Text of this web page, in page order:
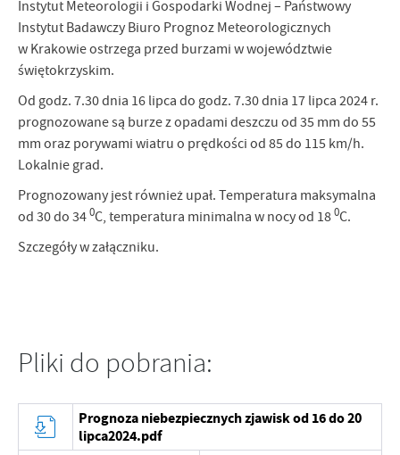
Instytut Meteorologii i Gospodarki Wodnej – Państwowy
Instytut Badawczy Biuro Prognoz Meteorologicznych
w Krakowie ostrzega przed burzami w województwie
świętokrzyskim.
Od godz. 7.30 dnia 16 lipca do godz. 7.30 dnia 17 lipca 2024 r.
prognozowane są burze z opadami deszczu od 35 mm do 55
mm oraz porywami wiatru o prędkości od 85 do 115 km/h.
Lokalnie grad.
Prognozowany jest również upał. Temperatura maksymalna
od 30 do 340C, temperatura minimalna w nocy od 180C.
Szczegóły w załączniku.
Pliki do pobrania:
Prognoza niebezpiecznych zjawisk od 16 do 20
lipca2024.pdf
personalizację określonych funkcjonalności czy prezentowanych
treści.
Dzięki tym plikom cookies możemy zapewnić Ci większy komfort
korzystania z funkcjonalności naszej strony poprzez dopasowanie
funkcjonalne i personalizacyjne pliki cookies gwarantuje
dostępność większej ilości funkcji na stronie.
Więcej
Analityczne
Analityczne pliki cookies pomagają nam rozwijać się i
dostosowywać do Twoich potrzeb.
Cookies analityczne pozwalają na uzyskanie informacji w zakresie
wykorzystywania witryny internetowej, miejsca oraz częstotliwości,
z jaką odwiedzane są nasze serwisy www. Dane pozwalają nam na
ocenę naszych serwisów internetowych pod względem ich
popularności wśród użytkowników. Zgromadzone informacje są
Więcej
Reklamowe
zwyczajów dotyczących przeglądanej witryny internetowej. Treści
promocyjne mogą pojawić się na stronach podmiotów trzecich lub
Firmy te działają w charakterze pośredników prezentujących nasze
treści w postaci wiadomości, ofert, komunikatów mediów
społecznościowych.